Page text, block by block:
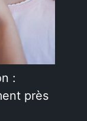
:
près